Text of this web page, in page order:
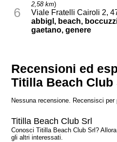
6
2,58 km)
Viale Fratelli Cairoli 2,
abbigl, beach,
gaetano, genere
Recensioni ed
Titilla Beach Club
Nessuna recensione. Recensisci per
Titilla Beach Club Srl
Conosci Titilla Beach Club Srl?
gli altri interessati.